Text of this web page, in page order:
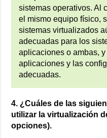
sistemas operativos. Al
el mismo equipo físico,
sistemas virtualizados
adecuadas para los
aplicaciones o ambas,
aplicaciones y las
adecuadas.
4. ¿Cuáles de las
utilizar la virtualización
opciones).